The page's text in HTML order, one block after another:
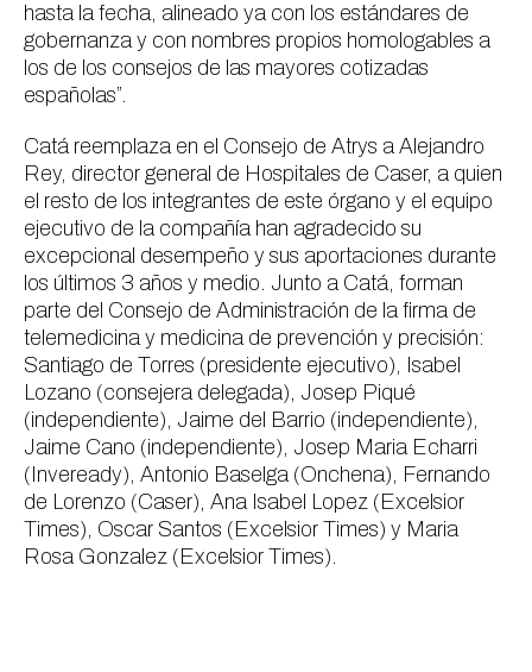
hasta la fecha, alineado ya con los estándares de
gobernanza y con nombres propios homologables a
los de los consejos de las mayores cotizadas
españolas”.
Catá reemplaza en el Consejo de Atrys a Alejandro
Rey, director general de Hospitales de Caser, a quien
el resto de los integrantes de este órgano y el equipo
ejecutivo de la compañía han agradecido su
excepcional desempeño y sus aportaciones durante
los últimos 3 años y medio. Junto a Catá, forman
parte del Consejo de Administración de la firma de
telemedicina y medicina de prevención y precisión:
Santiago de Torres (presidente ejecutivo), Isabel
Lozano (consejera delegada), Josep Piqué
(independiente), Jaime del Barrio (independiente),
Jaime Cano (independiente), Josep Maria Echarri
(Inveready), Antonio Baselga (Onchena), Fernando
de Lorenzo (Caser), Ana Isabel Lopez (Excelsior
Times), Oscar Santos (Excelsior Times) y Maria
Rosa Gonzalez (Excelsior Times).